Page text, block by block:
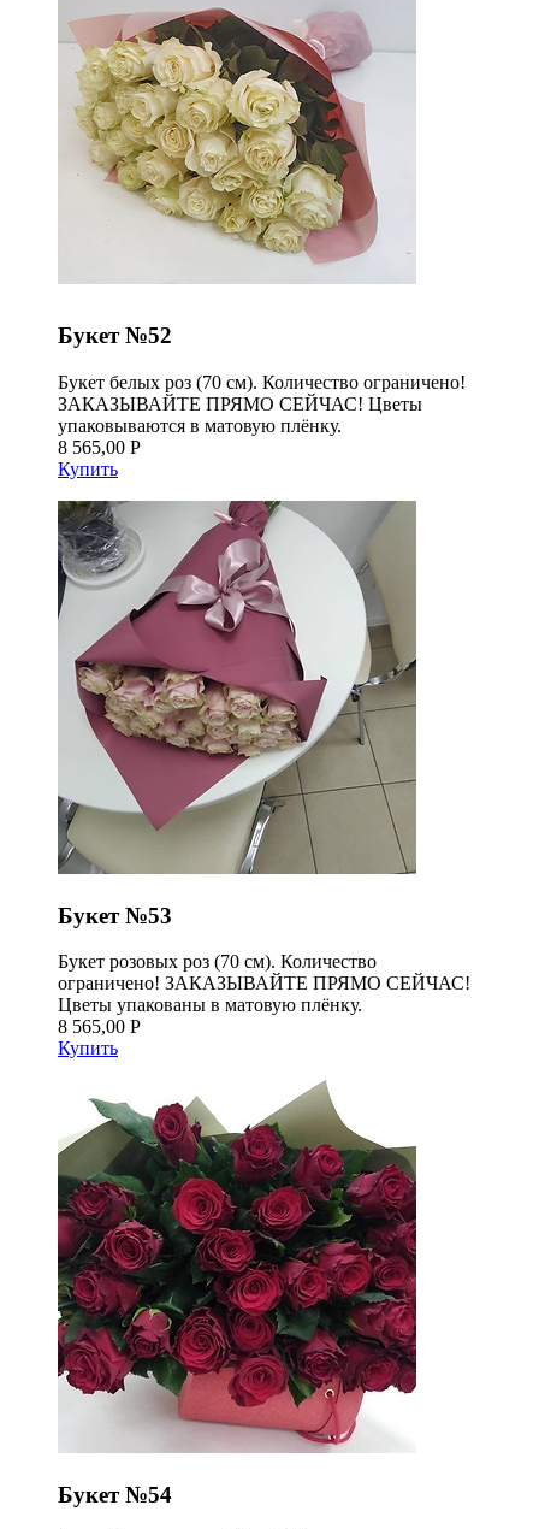
Букет №52
Букет белых роз (70 см). Количество ограничено!
ЗАКАЗЫВАЙТЕ ПРЯМО СЕЙЧАС! Цветы
упаковываются в матовую плёнку.
8 565,00 Р
Купить
Букет №53
Букет розовых роз (70 см). Количество
ограничено! ЗАКАЗЫВАЙТЕ ПРЯМО СЕЙЧАС!
Цветы упакованы в матовую плёнку.
8 565,00 Р
Купить
Букет №54